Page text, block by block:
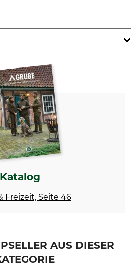
Produkttyp
Handschuhe
Oberstoff
70% Wolle
30% Polyamid
Füllung
100% Polyester
Nicht bleichen
Bügeln
Für
Damen
Herren
Freizeit, Seite 46
AUS DIESER